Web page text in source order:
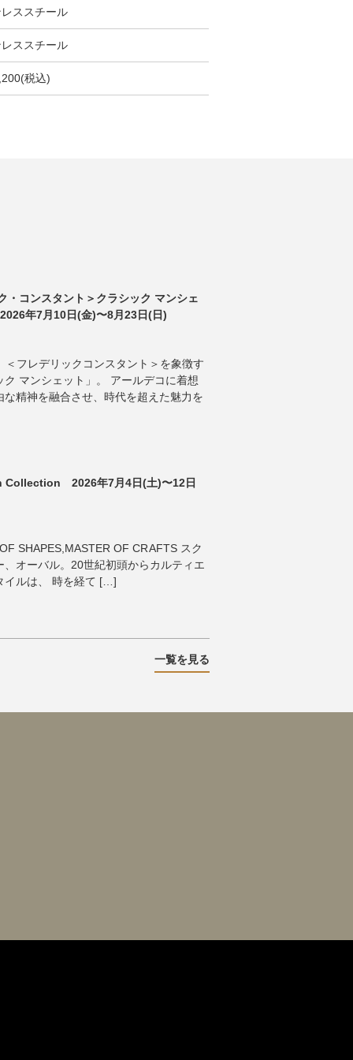
ススチール
ススチール
税込)
・コンスタント＞クラシック マンシェ
年7月10日(金)〜8月23日(日)
フレデリックコンスタント＞を象徴す
マンシェット」。 アールデコに着想
精神を融合させ、時代を超えた魅力を
Collection 2026年7月4日(土)〜12日
SHAPES,MASTER OF CRAFTS スク
オーバル。20世紀初頭からカルティエ
イルは、 時を経て […]
一覧を見る